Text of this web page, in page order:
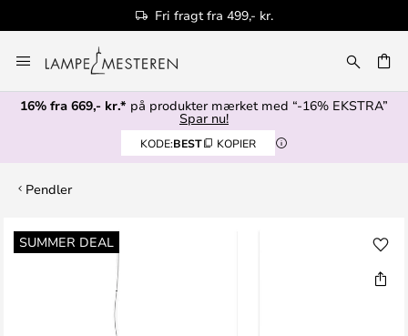
Fri fragt fra 499,- kr.
to
Content
16% fra 669,- kr.* på produkter mærket med “-16% EKSTRA”
Spar nu!
KODE:BEST KOPIER
Pendler
SUMMER DEAL
Gå
til